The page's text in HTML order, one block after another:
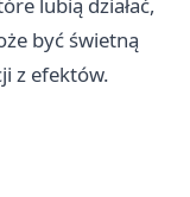
lubią działać,
być świetną
z efektów.